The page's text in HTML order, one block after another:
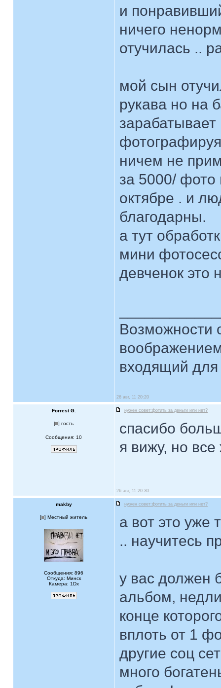
и
ничего
отучилась ..
мой сын
рукава но на
ничем не
за 5000/ фото
октябре . и
благодарны.
а тут
мини
девченок это
Возможности
входящий
26 авг, 11 20:20
Forrest G. нужен совет:фотить за деньги или нет?
[ ] гость
Сообщения: 10
спасибо
я вижу, но все
26 авг, 11 20:30
makby нужен совет:фотить за деньги или нет?
[ ] Местный житель
Сообщения: 896
Откуда: Минск
Камера: 1Dx
а вот это уже
.. научитесь
у вас должен
альбом,
конце
вплоть от 1
другие соц
много